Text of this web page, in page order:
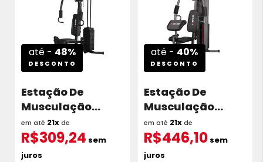
até - 48%
DESCONTO
Estação De
Musculação
Kikos Gx1 Torre
57kg
em até 21xde
R$309,24 sem
juros
até - 40%
DESCONTO
Estação De
Musculação
Kikos Gx2I Torre
65kg
em até 21xde
R$446,10sem
juros